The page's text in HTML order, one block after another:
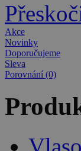
Akce
Novinky
Doporučujeme
Sleva
Porovnání (0)